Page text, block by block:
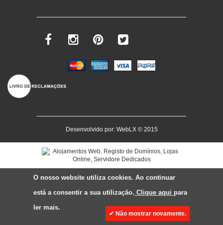
Desenvolvido por: WebLX© 2015
O nosso website utiliza cookies. Ao continuar
está a consentir a sua utilização. Clique aqui para
ler mais.
✔ Não mostrar novamente.